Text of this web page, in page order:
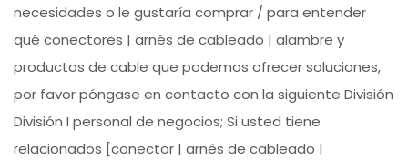
necesidades o le gustaría comprar / para entender
qué conectores | arnés de cableado | alambre y
productos de cable que podemos ofrecer soluciones,
por favor póngase en contacto con la siguiente División
División I personal de negocios; Si usted tiene
relacionados [conector | arnés de cableado |